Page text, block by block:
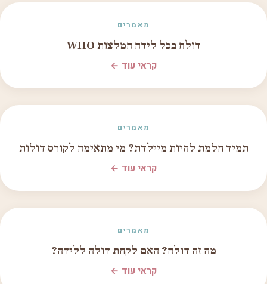
מאמרים
דולה בכל לידה המלצות WHO
קראי עוד ←
מאמרים
תמיד חלמת להיות מיילדת? מי מתאימה לקורס דולות
קראי עוד ←
מאמרים
מה זה דולה? האם לקחת דולה ללידה?
קראי עוד ←